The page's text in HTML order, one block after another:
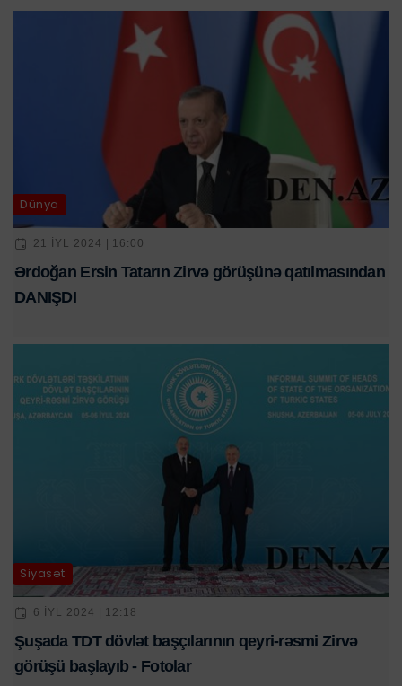
Dünya
21 IYL 2024 | 16:00
Ərdoğan Ersin Tatarın Zirvə görüşünə qatılmasından
DANIŞDI
Siyasət
6 IYL 2024 | 12:18
Şuşada TDT dövlət başçılarının qeyri-rəsmi Zirvə
görüşü başlayıb - Fotolar